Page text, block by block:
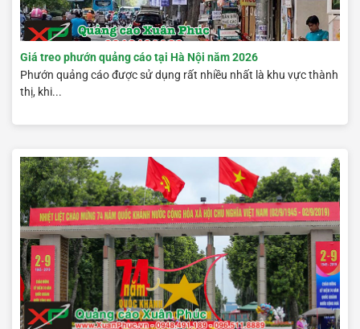
Giá treo phướn quảng cáo tại Hà Nội năm 2026
Phướn quảng cáo được sử dụng rất nhiều nhất là khu vực thành
thị, khi...